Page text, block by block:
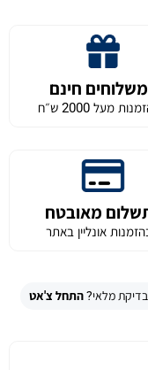
משלוחים חינם
מעל 2000 ש״ח
מאובטח
אונליין באתר
מלאי?התחל צ'אט